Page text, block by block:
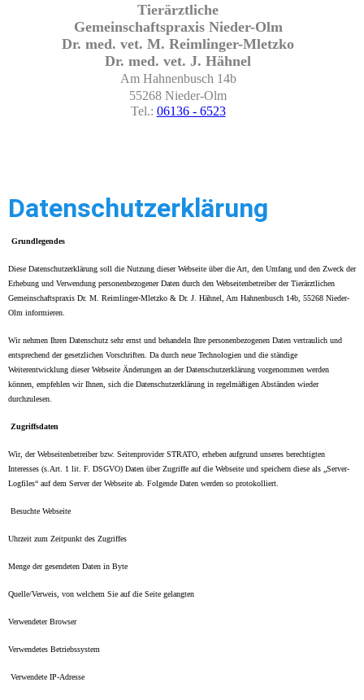
Tierärztliche
Gemeinschaftspraxis Nieder-Olm
Dr. med. vet. M. Reimlinger-Mletzko
Dr. med. vet. J. Hähnel
Am Hahnenbusch 14b
55268 Nieder-Olm
Tel.: 06136 - 6523
Datenschutzerklärung
Grundlegendes
Diese Datenschutzerklärung soll die Nutzung dieser Webseite über die Art, den Umfang und den Zweck der
Erhebung und Verwendung personenbezogener Daten durch den Webseitenbetreiber der Tierärztlichen
Gemeinschaftspraxis Dr. M. Reimlinger-Mletzko & Dr. J. Hähnel, Am Hahnenbusch 14b, 55268 Nieder-
Olm informieren.
Wir nehmen Ihren Datenschutz sehr ernst und behandeln Ihre personenbezogenen Daten vertraulich und
entsprechend der gesetzlichen Vorschriften. Da durch neue Technologien und die ständige
Weiterentwicklung dieser Webseite Änderungen an der Datenschutzerklärung vorgenommen werden
können, empfehlen wir Ihnen, sich die Datenschutzerklärung in regelmäßigen Abständen wieder
durchzulesen.
Zugriffsdaten
Wir, der Webseitenbetreiber bzw. Seitenprovider STRATO, erheben aufgrund unseres berechtigten
Interesses (s.Art. 1 lit. F. DSGVO) Daten über Zugriffe auf die Webseite und speichern diese als „Server-
Logfiles“ auf dem Server der Webseite ab. Folgende Daten werden so protokolliert.
Besuchte Webseite
Uhrzeit zum Zeitpunkt des Zugriffes
Menge der gesendeten Daten in Byte
Quelle/Verweis, von welchem Sie auf die Seite gelangten
Verwendeter Browser
Verwendetes Betriebssystem
Verwendete IP-Adresse